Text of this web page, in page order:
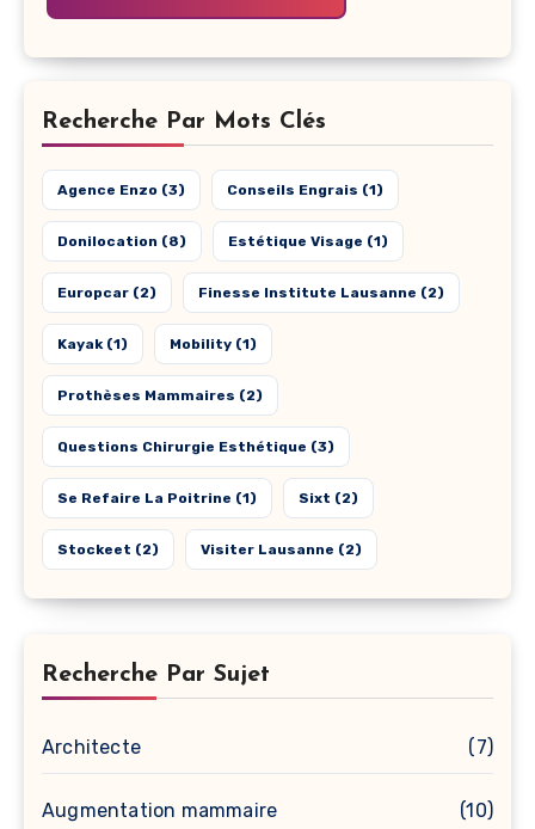
Recherche Par Mots Clés
Agence Enzo (3) Conseils Engrais (1)
Donilocation (8) Estétique Visage (1)
Europcar (2) Finesse Institute Lausanne (2)
Kayak(1) Mobility (1)
Prothèses Mammaires (2)
Questions Chirurgie Esthétique (3)
Se Refaire La Poitrine (1) Sixt (2)
Stockeet (2) Visiter Lausanne (2)
Recherche Par Sujet
Architecte (7)
Augmentation mammaire (10)